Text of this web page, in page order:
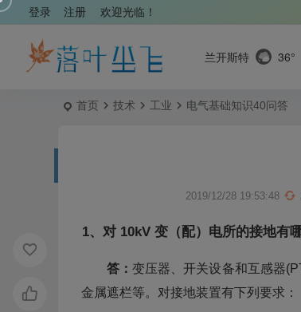
欢迎光临！
登录 注册
兰开斯特 36°
首页 技术 工业 电气基础知识40问答
2019/12/28 19:53:48
1、对 10kV 变（配）电所的接地有
答：变压器、开关设备和互感器
金属遮栏等。对接地装置有下列要求：